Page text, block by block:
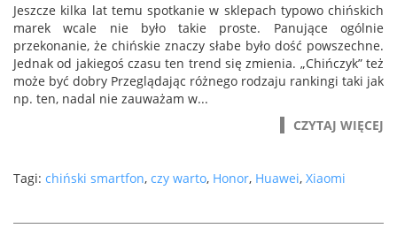
Jeszcze kilka lat temu spotkanie w sklepach typowo chińskich
marek wcale nie było takie proste. Panujące ogólnie
przekonanie, że chińskie znaczy słabe było dość powszechne.
Jednak od jakiegoś czasu ten trend się zmienia. „Chińczyk” też
może być dobry Przeglądając różnego rodzaju rankingi taki jak
np. ten, nadal nie zauważam w...
CZYTAJ WIĘCEJ
Tagi: chiński smartfon, czy warto, Honor, Huawei, Xiaomi